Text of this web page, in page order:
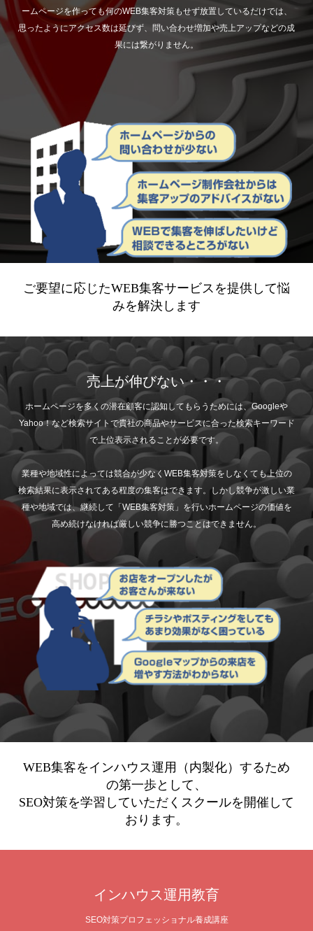
ームページを作っても何のWEB集客対策もせず放置しているだけでは、
思ったようにアクセス数は延びず、問い合わせ増加や売上アップなどの成
果には繋がりません。
ご要望に応じたWEB集客サービスを提供して悩
みを解決します
売上が伸びない・・・
ホームページを多くの潜在顧客に認知してもらうためには、Googleや
Yahoo！など検索サイトで貴社の商品やサービスに合った検索キーワード
で上位表示されることが必要です。
業種や地域性によっては競合が少なくWEB集客対策をしなくても上位の
検索結果に表示されてある程度の集客はできます。しかし競争が激しい業
種や地域では、継続して「WEB集客対策」を行いホームページの価値を
高め続けなければ厳しい競争に勝つことはできません。
WEB集客をインハウス運用（内製化）するため
の第一歩として、
SEO対策を学習していただくスクールを開催して
おります。
インハウス運用教育
SEO対策プロフェッショナル養成講座